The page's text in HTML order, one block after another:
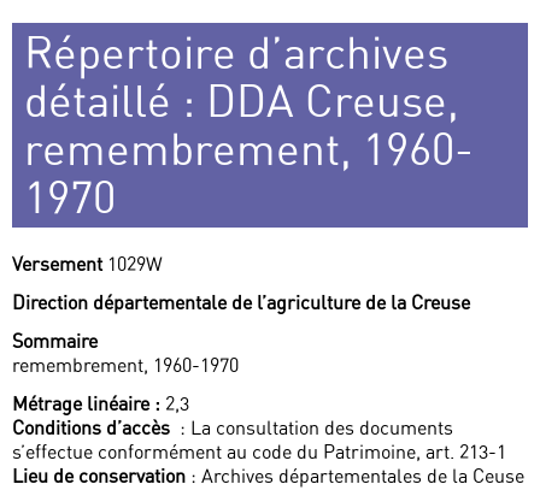
Répertoire d’archives
détaillé : DDA Creuse,
remembrement, 1960-
1970
Versement 1029W
Direction départementale de l’agriculture de la Creuse
Sommaire
remembrement, 1960-1970
Métrage linéaire : 2,3
Conditions d’accès : La consultation des documents
s’effectue conformément au code du Patrimoine, art. 213-1
Lieu de conservation : Archives départementales de la Ceuse